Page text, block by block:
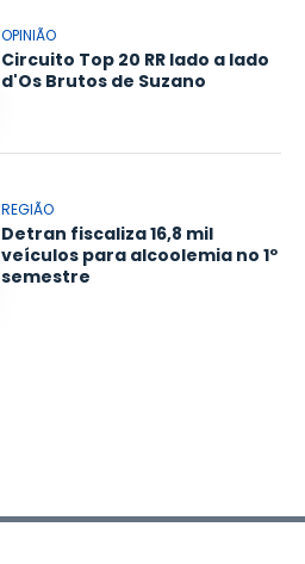
OPINIÃO
Circuito Top 20 RR lado a lado
d'Os Brutos de Suzano
REGIÃO
Detran fiscaliza 16,8 mil
veículos para alcoolemia no 1º
semestre